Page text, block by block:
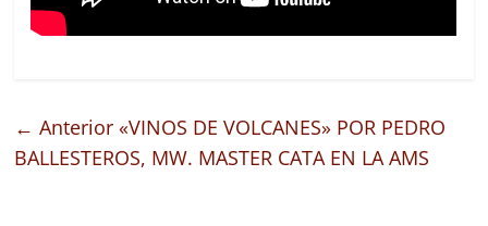
← Anterior «VINOS DE VOLCANES» POR PEDRO
BALLESTEROS, MW. MASTER CATA EN LA AMS